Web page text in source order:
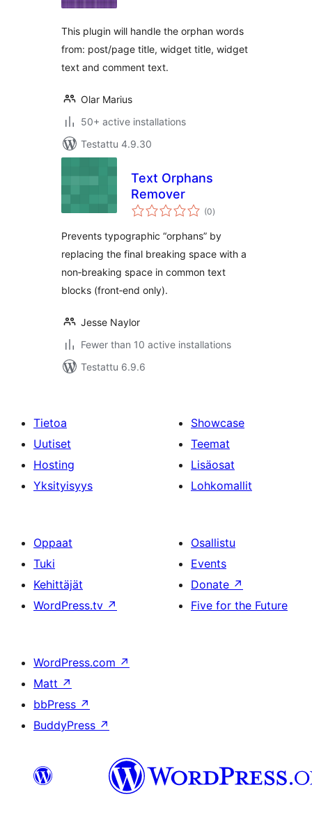
This plugin will handle the orphan words
from: post/page title, widget title, widget
text and comment text.
Olar Marius
50+ active installations
Testattu 4.9.30
Text Orphans
Remover
(0arvosanat
yhteensä
)
Prevents typographic “orphans” by
replacing the final breaking space with a
non‑breaking space in common text
blocks (front‑end only).
Jesse Naylor
Fewer than 10 active installations
Testattu 6.9.6
Tietoa
Uutiset
Hosting
Yksityisyys
Showcase
Teemat
Lisäosat
Lohkomallit
Oppaat
Tuki
Kehittäjät
WordPress.tv ↗
Osallistu
Events
Donate ↗
Five for the Future
WordPress.com ↗
Matt ↗
bbPress ↗
BuddyPress ↗